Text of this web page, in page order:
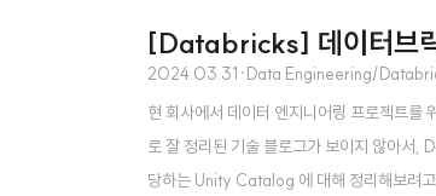
[Databricks] 데이터브
2024.03.31 ·Data Engineering/
현 회사에서 데이터 엔지니어링 프로젝트
로 잘 정리된 기술 블로그가 보이지 않아서
당하는 Unity Catalog 에 대해 정리해보려